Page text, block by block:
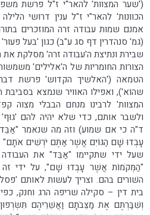
('שער המצוות' להאר"י ז"ל פרשת
הכוונות' להאר"י ז"ל ענין דרושי
אמנם שמות עבודה זרה המוזכרים
(גמ' סנהדרין דף סג ע"ב) כגון 'בעל
שבירת ונתיצת ה'עבודה זרה' מסלקת
הצורות החומריות של ה'אלילים'
הטמאה ('האלשיך הקדוש' פרשת
שהוא'), ואפילו האוויר שנמצא
המצוות' לרבינו מנחם הבבלי מצוה
ולשבר אותם, כדי שלא יהיה להם
ד"ה כי אם שמוע) וזה מה שנאמר
עָבְדוּ שָׁם הַגּוֹיִם אֲשֶׁר אַתֶּם יֹרְשִׁים אֹתָם"
שעל ידי שתקיימו "אַבֵּד" את
"הַמְּקֹמוֹת אֲשֶׁר עָבְדוּ שָׁם", על ידי
השׁורים בהם. וצריך לעשות לאותם
בית דין – סקילה שריפה הרג וחנק,
וְשִׁבַּרְתֶּם אֶת מַצֵּבֹתָם וַאֲשֵׁרֵיהֶם